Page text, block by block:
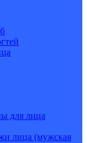
для лица
лица (мужская